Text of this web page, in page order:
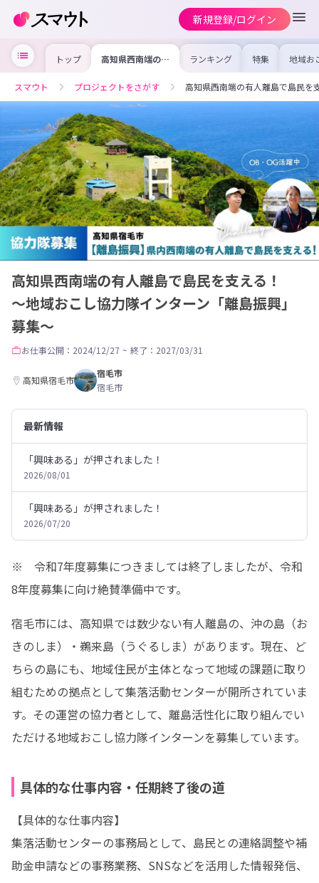
新規登録/ログイン
トップ 高知県西南端の有
人離島で島民を支
こし協力隊インタ
ーン「離島振興」
募集～
ランキング 特集 地域お
の求
を集め
事内容
を比較
合った
スマウト プロジェクトをさがす 高知県西南端の有人離島で島民
高知県西南端の有人離島で島民を支える！
～地域おこし協力隊インターン「離島振興」
募集～
お仕事公開：2024/12/27 ~ 終了：2027/03/31
高知県宿毛市
宿毛市
宿毛市
最新情報
「興味ある」が押されました！
2026/08/01
「興味ある」が押されました！
2026/07/20
※　令和7年度募集につきましては終了しましたが、令和
8年度募集に向け絶賛準備中です。
宿毛市には、高知県では数少ない有人離島の、沖の島（お
きのしま）・鵜来島（うぐるしま）があります。現在、ど
ちらの島にも、地域住民が主体となって地域の課題に取り
組むための拠点として集落活動センターが開所されていま
す。その運営の協力者として、離島活性化に取り組んでい
ただける地域おこし協力隊インターンを募集しています。
具体的な仕事内容・任期終了後の道
【具体的な仕事内容】
集落活動センターの事務局として、島民との連絡調整や補
助金申請などの事務業務、SNSなどを活用した情報発信、